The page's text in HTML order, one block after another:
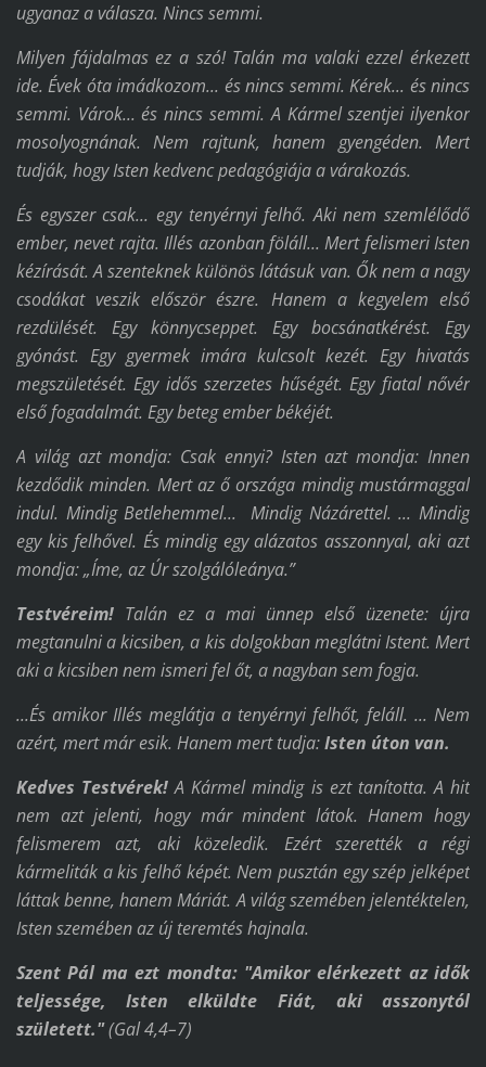
ugyanaz a válasza. Nincs semmi.
Milyen fájdalmas ez a szó! Talán ma valaki ezzel érkezett
ide. Évek óta imádkozom... és nincs semmi. Kérek... és nincs
semmi. Várok... és nincs semmi. A Kármel szentjei ilyenkor
mosolyognának. Nem rajtunk, hanem gyengéden. Mert
tudják, hogy Isten kedvenc pedagógiája a várakozás.
És egyszer csak... egy tenyérnyi felhő. Aki nem szemlélődő
ember, nevet rajta. Illés azonban föláll... Mert felismeri Isten
kézírását. A szenteknek különös látásuk van. Ők nem a nagy
csodákat veszik először észre. Hanem a kegyelem első
rezdülését. Egy könnycseppet. Egy bocsánatkérést. Egy
gyónást. Egy gyermek imára kulcsolt kezét. Egy hivatás
megszületését. Egy idős szerzetes hűségét. Egy fiatal nővér
első fogadalmát. Egy beteg ember békéjét.
A világ azt mondja: Csak ennyi? Isten azt mondja: Innen
kezdődik minden. Mert az ő országa mindig mustármaggal
indul. Mindig Betlehemmel... Mindig Názárettel. ... Mindig
egy kis felhővel. És mindig egy alázatos asszonnyal, aki azt
mondja: „Íme, az Úr szolgálóleánya.”
Testvéreim!Talán ez a mai ünnep első üzenete: újra
megtanulni a kicsiben, a kis dolgokban meglátni Istent. Mert
aki a kicsiben nem ismeri fel őt, a nagyban sem fogja.
...És amikor Illés meglátja a tenyérnyi felhőt, feláll. ... Nem
azért, mert már esik. Hanem mert tudja:Isten úton van.
Kedves Testvérek! A Kármel mindig is ezt tanította. A hit
nem azt jelenti, hogy már mindent látok. Hanem hogy
felismerem azt, aki közeledik. Ezért szerették a régi
kármeliták a kis felhő képét. Nem pusztán egy szép jelképet
láttak benne, hanem Máriát. A világ szemében jelentéktelen,
Isten szemében az új teremtés hajnala.
Szent Pál ma ezt mondta: "Amikor elérkezett az idők
teljessége, Isten elküldte Fiát, aki asszonytól
született."(Gal 4,4–7)